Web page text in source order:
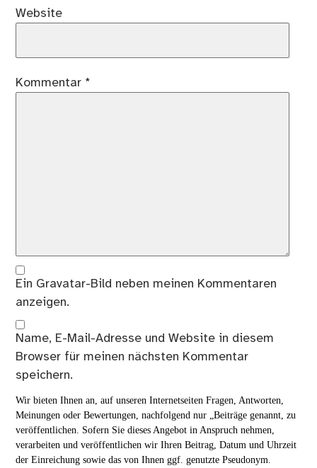
Website
Kommentar *
Ein Gravatar-Bild neben meinen Kommentaren
anzeigen.
Name, E-Mail-Adresse und Website in diesem
Browser für meinen nächsten Kommentar
speichern.
Wir bieten Ihnen an, auf unseren Internetseiten Fragen, Antworten,
Meinungen oder Bewertungen, nachfolgend nur „Beiträge genannt, zu
veröffentlichen. Sofern Sie dieses Angebot in Anspruch nehmen,
verarbeiten und veröffentlichen wir Ihren Beitrag, Datum und Uhrzeit
der Einreichung sowie das von Ihnen ggf. genutzte Pseudonym.